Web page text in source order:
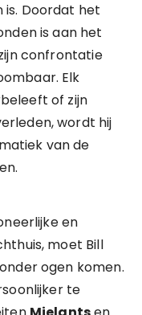
Doordat het
is aan het
confrontatie
Elk
of zijn
wordt hij
van de
en
moet Bill
ogen komen.
te